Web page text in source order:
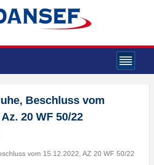
Beschluss vom
20 WF 50/22
vom 15.12.2022, AZ 20 WF 50/22